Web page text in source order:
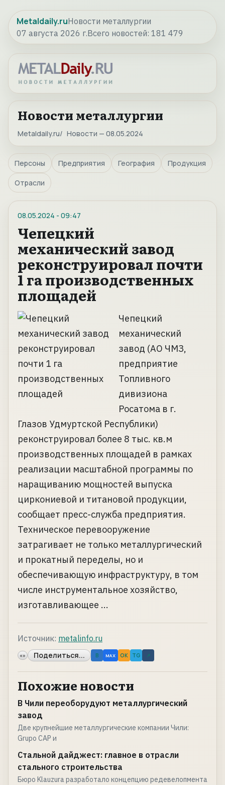
Metaldaily.ruНовости металлургии
07 августа 2026 г.Всего новостей: 181 479
Новости металлургии
Metaldaily.ru Новости — 08.05.2024
Персоны Предприятия География Продукция
Отрасли
08.05.2024 - 09:47
Чепецкий
механический завод
реконструировал почти
1 га производственных
площадей
Чепецкий
механический
завод (АО ЧМЗ,
предприятие
Топливного
дивизиона
Росатома в г.
Глазов Удмуртской Республики)
реконструировал более 8 тыс. кв.м
производственных площадей в рамках
реализации масштабной программы по
наращиванию мощностей выпуска
циркониевой и титановой продукции,
сообщает пресс-служба предприятия.
Техническое перевооружение
затрагивает не только металлургический
и прокатный переделы, но и
обеспечивающую инфраструктуру, в том
числе инструментальное хозяйство,
изготавливающее ...
Источник: metalinfo.ru
«» Поделиться... B MAX OK TG ↗
Похожие новости
В Чили переоборудуют металлургический
завод
Две крупнейшие металлургические компании Чили:
Grupo CAP и
Стальной дайджест: главное в отрасли
стального строительства
Бюро Klauzura разработало концепцию редевелопмента